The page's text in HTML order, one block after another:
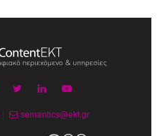
semantics@ekt.gr